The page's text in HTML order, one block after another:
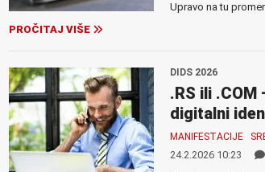
Upravo na tu
PROČITAJ VIŠE
DIDS 2026
.RS ili
digitalni
MANIFESTACIJE
24.2.2026 10:23